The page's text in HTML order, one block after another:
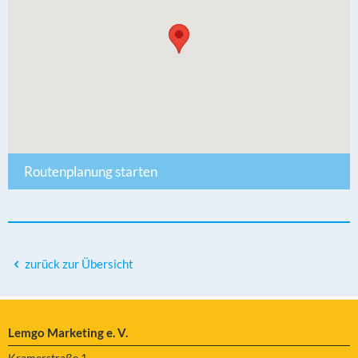
Routenplanung starten
zurück zur Übersicht
Lemgo Marketing e. V.